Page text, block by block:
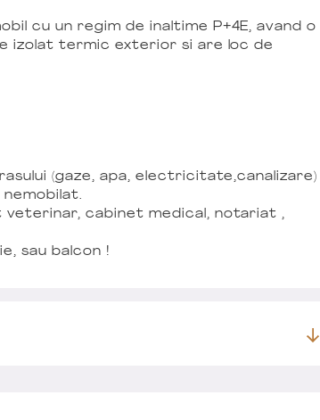
cu un regim de inaltime P+4E, avand o
izolat termic exterior si are loc de
(gaze, apa, electricitate,canalizare)
cabinet medical, notariat ,
sau balcon !